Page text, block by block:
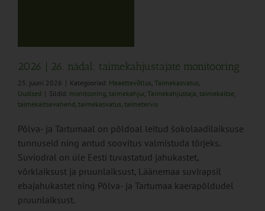
2026 | 26. nädal: taimekahjustajate monitooring
25. juuni 2026 | Kategooriad: Maaettevõtlus, Taimekasvatus,
Uudised | Sildid: monitooring, taimekahjur, Taimekahjustaja, taimekaitse,
taimekaitsevahend, taimekasvatus, taimetervis
Põlva- ja Tartumaal on põldoal leitud šokolaadilaiksuse
tunnuseid ning antud soovitus valmistuda tõrjeks.
Suviodral on üle Eesti tuvastatud jahukastet,
võrklaiksust ja pruunlaiksust, Läänemaa suvirapsil
ebajahukastet ning Põlva- ja Tartumaa kaerapõldudel
pruunlaiksust.